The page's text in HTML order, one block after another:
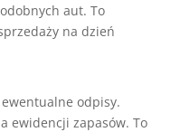
aut. To
na dzień
odpisy.
ewidencji zapasów. To